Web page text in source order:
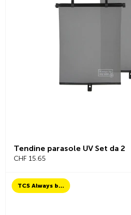
Tendine parasole UV Set da 2
CHF 15.65
TCS Always by my side